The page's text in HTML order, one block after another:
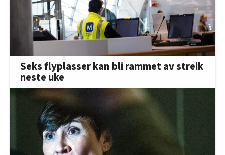
Seks flyplasser kan bli rammet av streik
neste uke